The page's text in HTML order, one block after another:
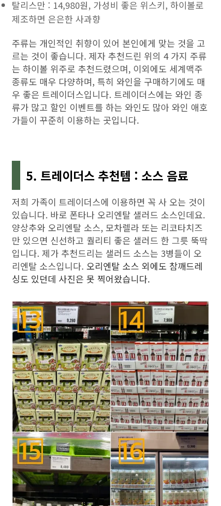
탈리스만 : 14,980원, 가성비 좋은 위스키, 하이볼로
제조하면 은은한 사과향
주류는 개인적인 취향이 있어 본인에게 맞는 것을 고
르는 것이 좋습니다. 제자 추천드린 위의 4 가지 주류
는 하이볼 위주로 추천드렸으며, 이외에도 세계맥주
종류도 매우 다양하며, 특히 와인을 구매하기에도 매
우 좋은 트레이더스입니다. 트레이더스에는 와인 종
류가 많고 할인 이벤트를 하는 와인도 많아 와인 애호
가들이 꾸준히 이용하는 곳입니다.
5. 트레이더스 추천템 : 소스 음료
저희 가족이 트레이더스에 이용하면 꼭 사 오는 것이
있습니다. 바로 폰타나 오리엔탈 샐러드 소스인데요.
양상추와 오리엔탈 소스, 모차렐라 또는 리코타치즈
만 있으면 신선하고 퀄리티 좋은 샐러드 한 그릇 뚝딱
입니다. 제가 추천드리는 샐러드 소스는 3병들이 오
리엔탈 소스입니다. 오리엔탈 소스 외에도 참깨드레
싱도 있던데 사진은 못 찍어왔습니다.